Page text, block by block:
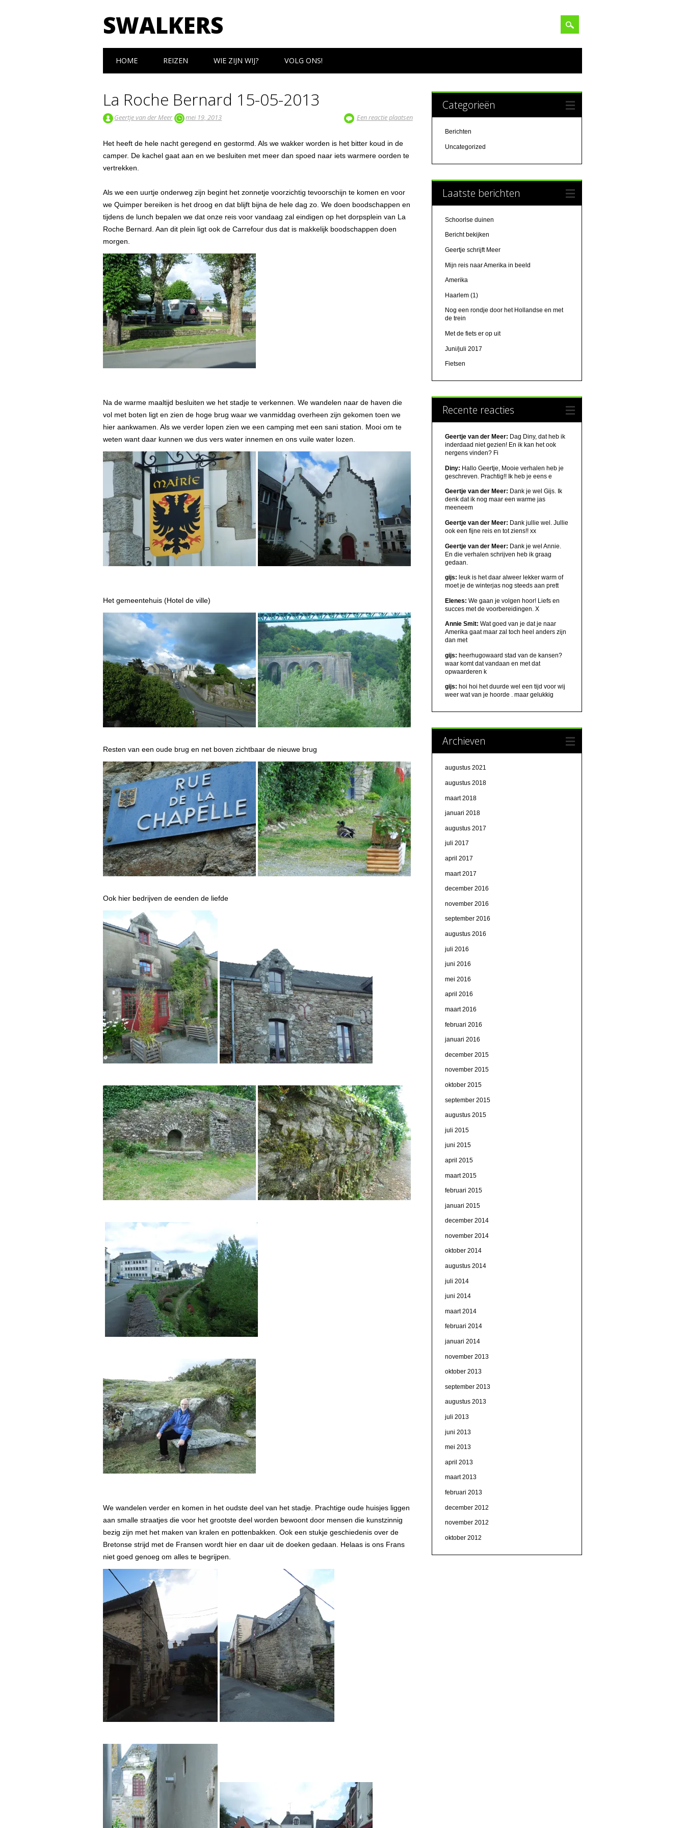
SWALKERS
Hoofdmenu
HOME REIZEN WIE ZIJN WIJ? VOLG ONS!
La Roche Bernard 15-05-2013
Geertje van der Meer mei 19, 2013 Een reactie plaatsen
Het heeft de hele nacht geregend en gestormd. Als we wakker worden is het bitter koud in de
camper. De kachel gaat aan en we besluiten met meer dan spoed naar iets warmere oorden te
vertrekken.
Als we een uurtje onderweg zijn begint het zonnetje voorzichtig tevoorschijn te komen en voor
we Quimper bereiken is het droog en dat blijft bijna de hele dag zo. We doen boodschappen en
tijdens de lunch bepalen we dat onze reis voor vandaag zal eindigen op het dorpsplein van La
Roche Bernard. Aan dit plein ligt ook de Carrefour dus dat is makkelijk boodschappen doen
morgen.
Na de warme maaltijd besluiten we het stadje te verkennen. We wandelen naar de haven die
vol met boten ligt en zien de hoge brug waar we vanmiddag overheen zijn gekomen toen we
hier aankwamen. Als we verder lopen zien we een camping met een sani station. Mooi om te
weten want daar kunnen we dus vers water innemen en ons vuile water lozen.
Het gemeentehuis (Hotel de ville)
Resten van een oude brug en net boven zichtbaar de nieuwe brug
Ook hier bedrijven de eenden de liefde
We wandelen verder en komen in het oudste deel van het stadje. Prachtige oude huisjes liggen
aan smalle straatjes die voor het grootste deel worden bewoont door mensen die kunstzinnig
bezig zijn met het maken van kralen en pottenbakken. Ook een stukje geschiedenis over de
Bretonse strijd met de Fransen wordt hier en daar uit de doeken gedaan. Helaas is ons Frans
niet goed genoeg om alles te begrijpen.
Categorieën
Berichten
Uncategorized
Laatste berichten
Schoorlse duinen
Bericht bekijken
Geertje schrijft Meer
Mijn reis naar Amerika in beeld
Amerika
Haarlem (1)
Nog een rondje door het Hollandse en met
de trein
Met de fiets er op uit
Juni/juli 2017
Fietsen
Recente reacties
Geertje van der Meer: Dag Diny, dat heb ik
inderdaad niet gezien! En ik kan het ook
nergens vinden? Fi
Diny: Hallo Geertje, Mooie verhalen heb je
geschreven. Prachtig!! Ik heb je eens e
Geertje van der Meer: Dank je wel Gijs. Ik
denk dat ik nog maar een warme jas
meeneem
Geertje van der Meer: Dank jullie wel. Jullie
ook een fijne reis en tot ziens!! xx
Geertje van der Meer: Dank je wel Annie.
En die verhalen schrijven heb ik graag
gedaan.
gijs: leuk is het daar alweer lekker warm of
moet je de winterjas nog steeds aan prett
Elenes: We gaan je volgen hoor! Liefs en
succes met de voorbereidingen. X
Annie Smit: Wat goed van je dat je naar
Amerika gaat maar zal toch heel anders zijn
dan met
gijs: heerhugowaard stad van de kansen?
waar komt dat vandaan en met dat
opwaarderen k
gijs: hoi hoi het duurde wel een tijd voor wij
weer wat van je hoorde . maar gelukkig
Archieven
augustus 2021
augustus 2018
maart 2018
januari 2018
augustus 2017
juli 2017
april 2017
maart 2017
december 2016
november 2016
september 2016
augustus 2016
juli 2016
juni 2016
mei 2016
april 2016
maart 2016
februari 2016
januari 2016
december 2015
november 2015
oktober 2015
september 2015
augustus 2015
juli 2015
juni 2015
april 2015
maart 2015
februari 2015
januari 2015
december 2014
november 2014
oktober 2014
augustus 2014
juli 2014
juni 2014
maart 2014
februari 2014
januari 2014
november 2013
oktober 2013
september 2013
augustus 2013
juli 2013
juni 2013
mei 2013
april 2013
maart 2013
februari 2013
december 2012
november 2012
oktober 2012